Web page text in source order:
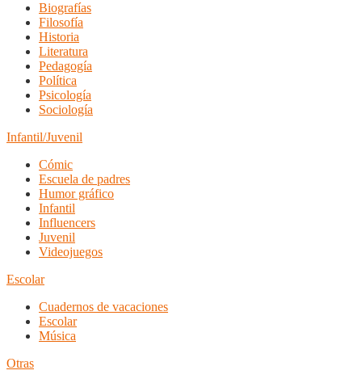
Biografías
Filosofía
Historia
Literatura
Pedagogía
Política
Psicología
Sociología
Infantil/Juvenil
Cómic
Escuela de padres
Humor gráfico
Infantil
Influencers
Juvenil
Videojuegos
Escolar
Cuadernos de vacaciones
Escolar
Música
Otras